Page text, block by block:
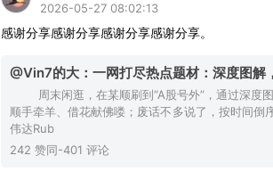
2026-05-27 08:02:13
感谢分享感谢分享感谢分享感谢分享。
@Vin7的大：一网打尽热点题材：深度图解
周末闲逛，在某顺刷到“A股号外”，通过深度图
顺手牵羊、借花献佛喽；废话不多说了，按时间
伟达Rub
242 赞同-401 评论